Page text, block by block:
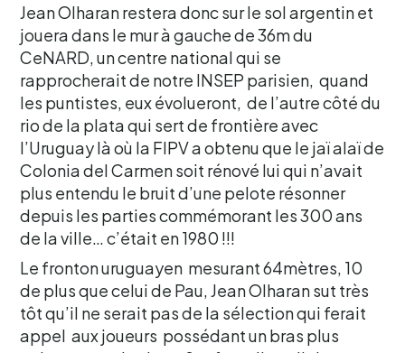
Jean Olharan restera donc sur le sol argentin et
jouera dans le mur à gauche de 36m du
CeNARD, un centre national qui se
rapprocherait de notre INSEP parisien, quand
les puntistes, eux évolueront, de l’autre côté du
rio de la plata qui sert de frontière avec
l’Uruguay là où la FIPV a obtenu que le jaï alaï de
Colonia del Carmen soit rénové lui qui n’avait
plus entendu le bruit d’une pelote résonner
depuis les parties commémorant les 300 ans
de la ville… c’était en 1980 !!!
Le fronton uruguayen mesurant 64mètres, 10
de plus que celui de Pau, Jean Olharan sut très
tôt qu’il ne serait pas de la sélection qui ferait
appel aux joueurs possédant un bras plus